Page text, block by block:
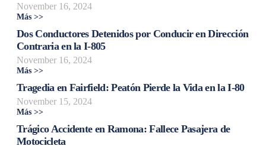
November 16, 2024
Más >>
Dos Conductores Detenidos por Conducir en Dirección
Contraria en la I-805
November 16, 2024
Más >>
Tragedia en Fairfield: Peatón Pierde la Vida en la I-80
November 15, 2024
Más >>
Trágico Accidente en Ramona: Fallece Pasajera de
Motocicleta